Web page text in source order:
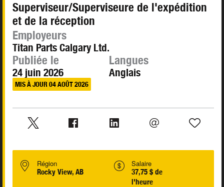
Superviseur/Superviseure de l'expédition
et de la réception
Employeurs
Titan Parts Calgary Ltd.
Publiée le
24 juin 2026
MIS À JOUR 04 AOÛT 2026
Langues
Anglais
Région
Rocky View, AB
Salaire
37,75 $ de
l'heure